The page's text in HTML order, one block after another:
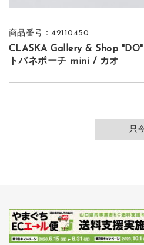
商品番号：42110450
CLASKA Gallery & Shop
トバネポーチ mini / カオ
只